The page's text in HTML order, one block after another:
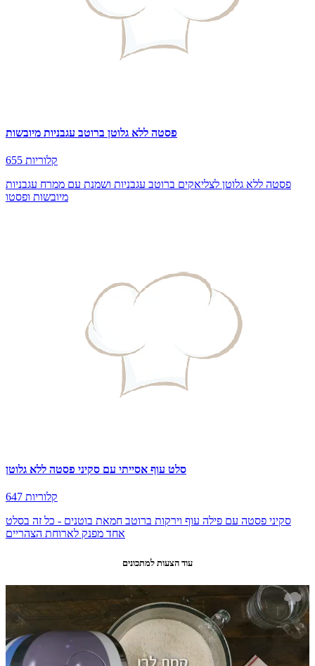
פסטה ללא גלוטן ברוטב עגבניות מיובשות
655 קלוריות
פסטה ללא גלוטן לצליאקים ברוטב עגבניות ושמנת עם ממרח עגבניות
מיובשות ופסטו
סלט עוף אסייתי עם סקיני פסטה ללא גלוטן
647 קלוריות
סקיני פסטה עם פילה עוף וירקות ברוטב חמאת בוטנים - כל זה בסלט
אחד מפנק לארוחת הצהריים
עוד הצעות למתכונים